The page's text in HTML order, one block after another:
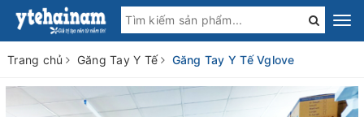
Trang chủ Găng Tay Y Tế Găng Tay Y Tế Vglove